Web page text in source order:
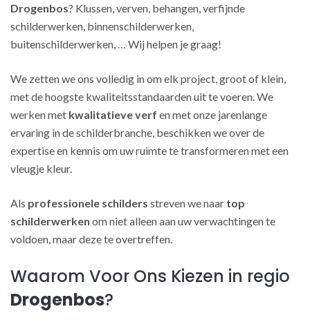
Drogenbos? Klussen, verven, behangen, verfijnde
schilderwerken, binnenschilderwerken,
buitenschilderwerken, … Wij helpen je graag!
We zetten we ons volledig in om elk project, groot of klein,
met de hoogste kwaliteitsstandaarden uit te voeren. We
werken met kwalitatieve verf en met onze jarenlange
ervaring in de schilderbranche, beschikken we over de
expertise en kennis om uw ruimte te transformeren met een
vleugje kleur.
Als professionele schilders streven we naar top
schilderwerken om niet alleen aan uw verwachtingen te
voldoen, maar deze te overtreffen.
Waarom Voor Ons Kiezen in regio
Drogenbos?